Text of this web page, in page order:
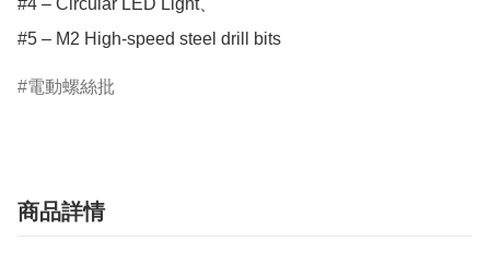
#4 – Circular LED Light、
#5 – M2 High-speed steel drill bits
電動螺絲批
商品詳情